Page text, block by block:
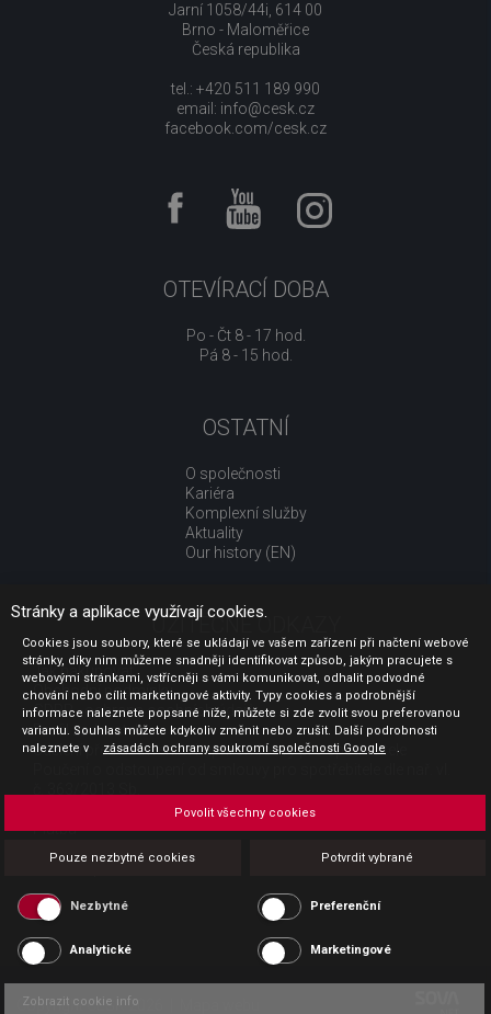
Jarní 1058/44i, 614 00
Brno - Maloměřice
Česká republika
tel.: +420 511 189 990
email: info@cesk.cz
facebook.com/cesk.cz
OTEVÍRACÍ DOBA
Po - Čt 8 - 17 hod.
Pá 8 - 15 hod.
OSTATNÍ
O společnosti
Kariéra
Komplexní služby
Aktuality
Our history (EN)
UŽITEČNÉ ODKAZY
Jak nakupovat
Obchodní podmínky
GDPR - ochrana osobních údajů
Profil zadavatele
Sdělení před uzavřením kupní smlouvy pro spotřebitele
Platba
Povinná publicita
Copyright CESK 2026 |
Stránky a aplikace využívají cookies.
Cookies jsou soubory, které se ukládají ve vašem zařízení při načtení webové
stránky, díky nim můžeme snadněji identifikovat způsob, jakým pracujete s
webovými stránkami, vstřícněji s vámi komunikovat, odhalit podvodné
chování nebo cílit marketingové aktivity. Typy cookies a podrobnější
informace naleznete popsané níže, můžete si zde zvolit svou preferovanou
variantu. Souhlas můžete kdykoliv změnit nebo zrušit. Další podrobnosti
naleznete v
zásadách ochrany soukromí společnosti Google .
Pouze nezbytné cookies Potvrdit vybrané
Povolit všechny cookies
Nezbytné Preferenční
Analytické Marketingové
Zobrazit cookie info